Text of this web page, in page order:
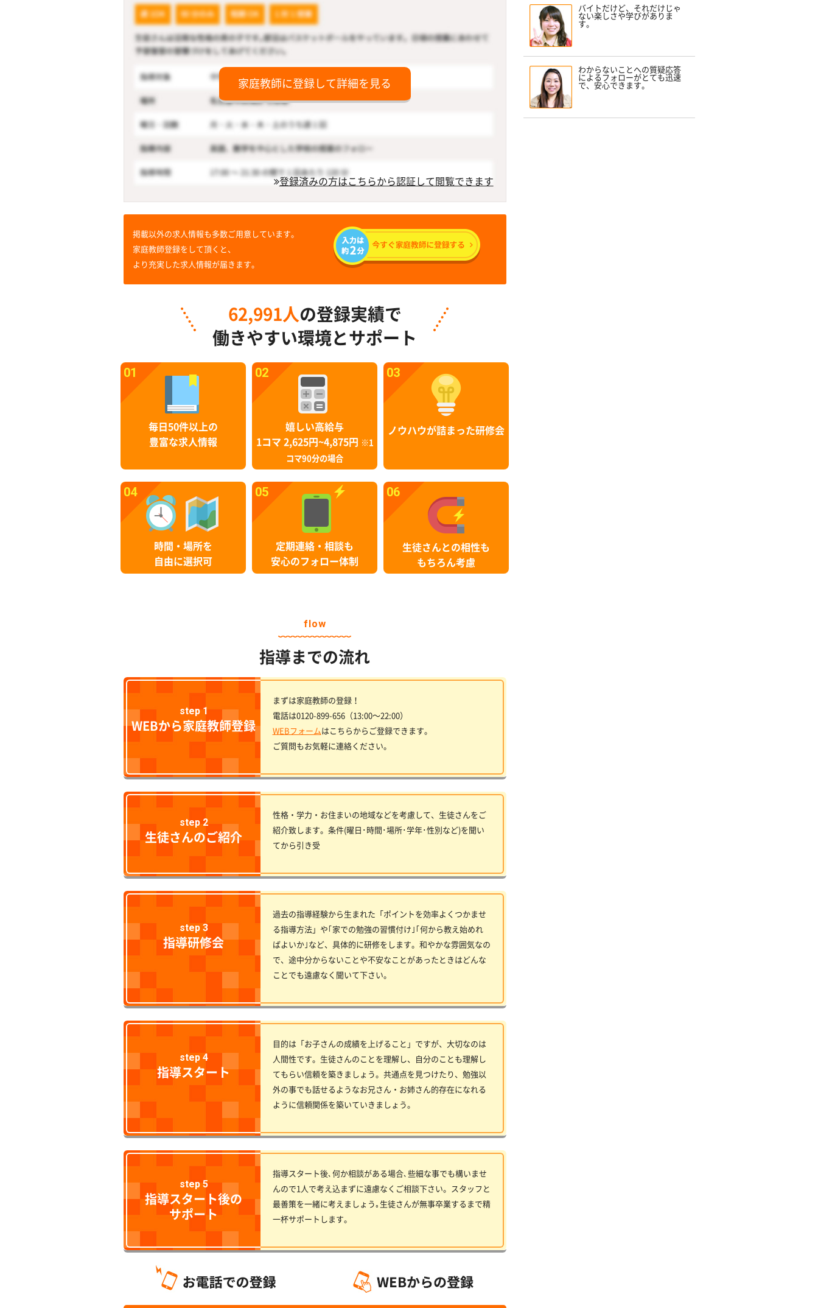
家庭教師に登録して詳細を見る
登録済みの方はこちらから認証して閲覧できます
掲載以外の求人情報も多数ご用意しています。
家庭教師登録をして頂くと、
より充実した求人情報が届きます。
62,991人 の登録実績で
働きやすい環境とサポート
01
毎日50件以上の
豊富な求人情報
02
嬉しい高給与
1コマ 2,625円~4,875円
※1
コマ90分の場合
03
ノウハウが詰まった研修会
04
時間・場所を
自由に選択可
05
定期連絡・相談も
安心のフォロー体制
06
生徒さんとの相性も
もちろん考慮
flow
指導までの流れ
step 1
WEBから家庭教師登録
まずは家庭教師の登録！
電話は0120-899-656（13:00〜22:00）
WEBフォームはこちらからご登録できます。
ご質問もお気軽に連絡ください。
step 2
生徒さんのご紹介
性格・学力・お住まいの地域などを考慮して、生徒さんをご
紹介致します。条件(曜日･時間･場所･学年･性別など)を聞い
てから引き受
step 3
指導研修会
過去の指導経験から生まれた「ポイントを効率よくつかませ
る指導方法」や｢家での勉強の習慣付け｣｢何から教え始めれ
ばよいか｣など、具体的に研修をします。和やかな雰囲気なの
で、途中分からないことや不安なことがあったときはどんな
ことでも遠慮なく聞いて下さい。
step 4
指導スタート
目的は「お子さんの成績を上げること」ですが、大切なのは
人間性です。生徒さんのことを理解し、自分のことも理解し
てもらい信頼を築きましょう。共通点を見つけたり、勉強以
外の事でも話せるようなお兄さん・お姉さん的存在になれる
ように信頼関係を築いていきましょう。
step 5
指導スタート後の
サポート
指導スタート後､何か相談がある場合､些細な事でも構いませ
んので1人で考え込まずに遠慮なくご相談下さい。スタッフと
最善策を一緒に考えましょう｡生徒さんが無事卒業するまで精
一杯サポートします。
バイトだけど、それだけじゃ
ない楽しさや学びがありま
す。
わからないことへの質疑応答
によるフォローがとても迅速
で、安心できます。